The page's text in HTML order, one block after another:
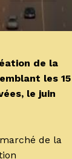
de la
les 15
le juin
de la